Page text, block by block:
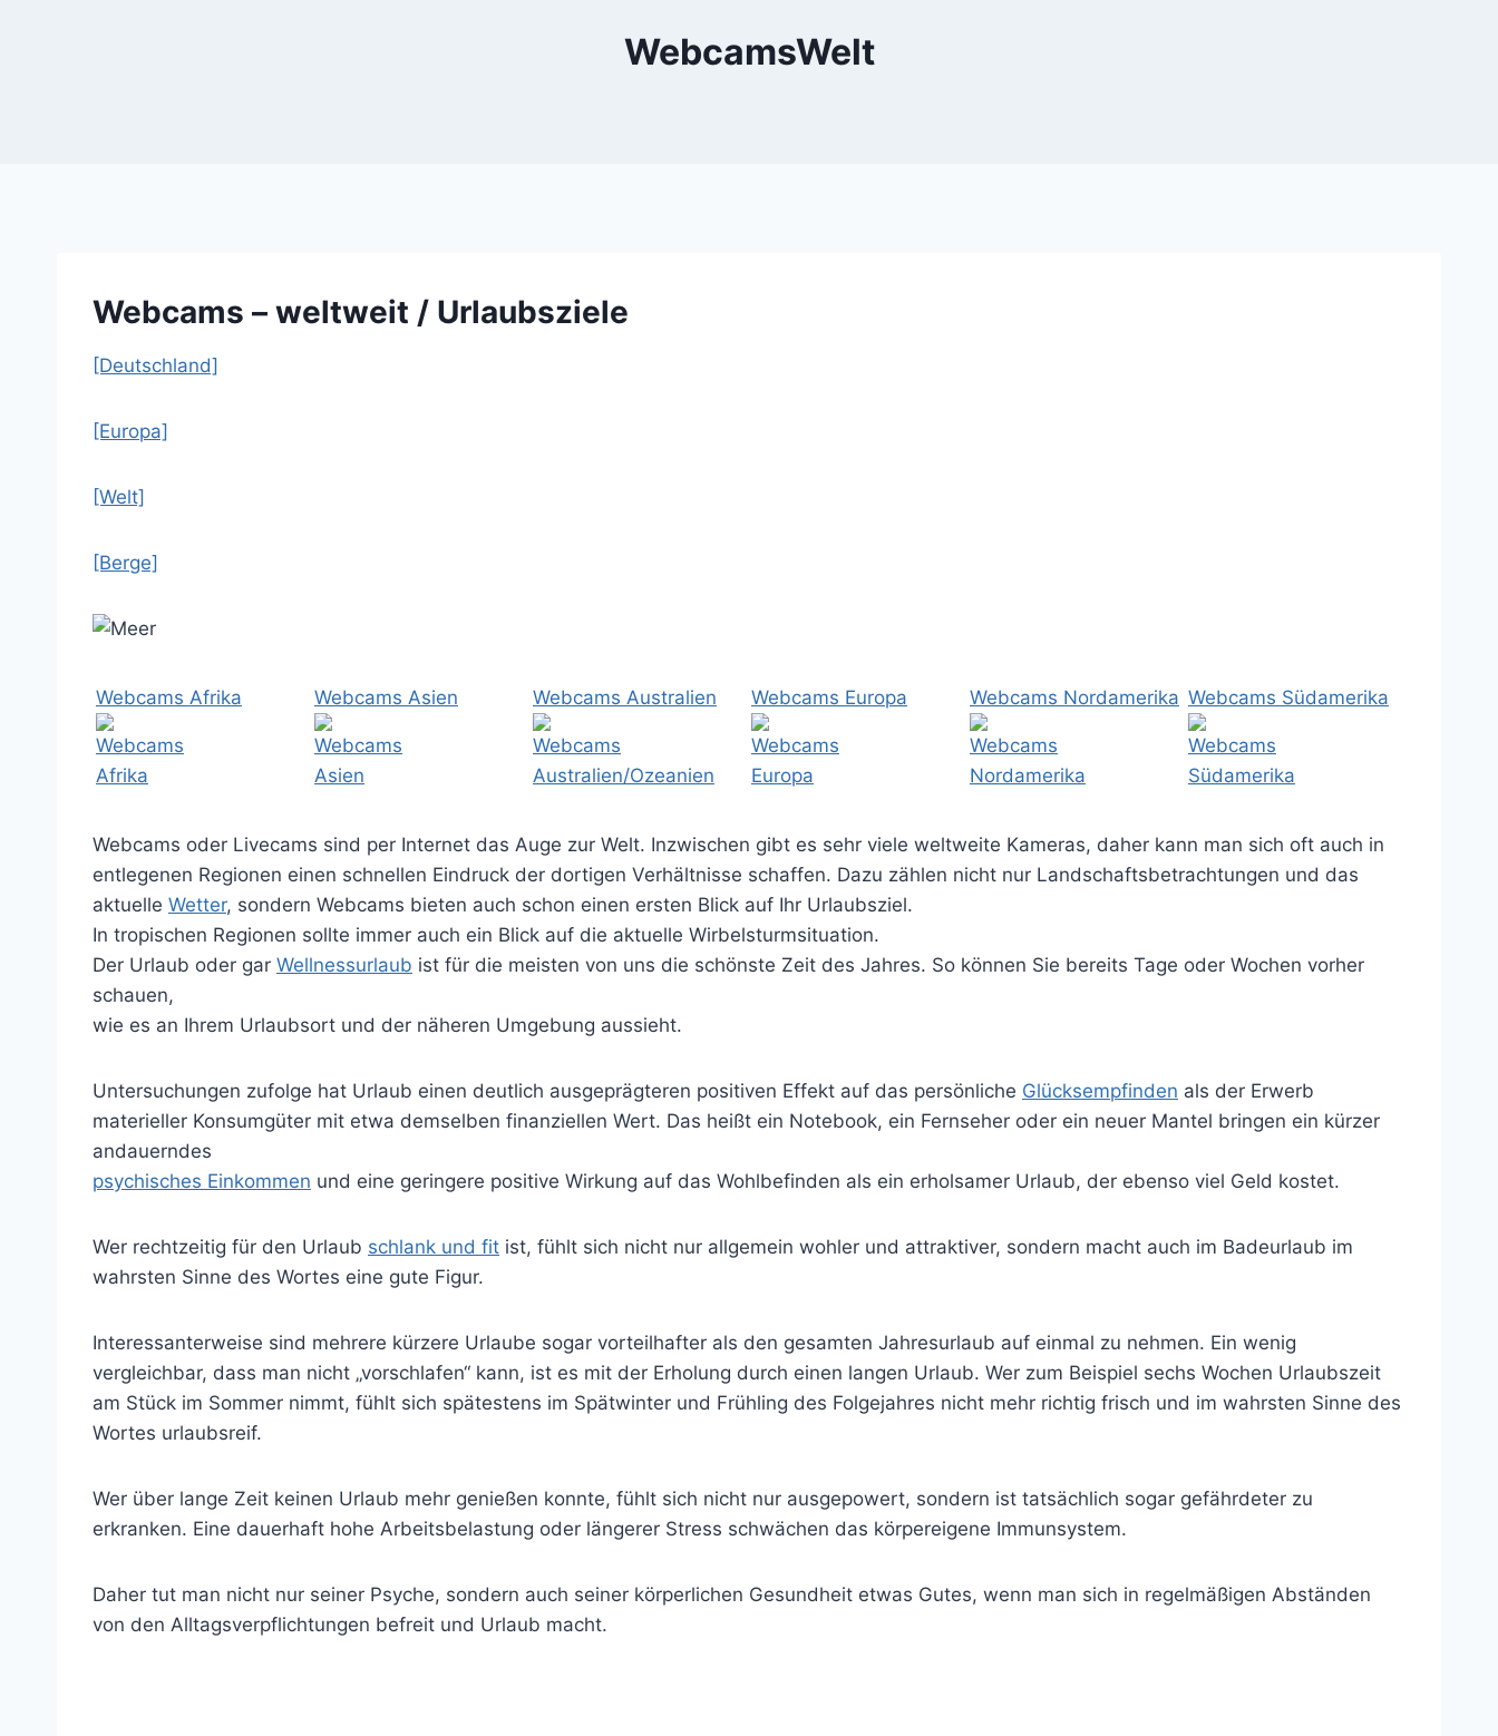
WebcamsWelt
Webcams – weltweit / Urlaubsziele
[Deutschland]
[Europa]
[Welt]
[Berge]
Webcams Afrika Webcams Asien Webcams Australien Webcams Europa Webcams Nordamerika Webcams Südamerika
Webcams oder Livecams sind per Internet das Auge zur Welt. Inzwischen gibt es sehr viele weltweite Kameras, daher kann man sich oft auch in
entlegenen Regionen einen schnellen Eindruck der dortigen Verhältnisse schaffen. Dazu zählen nicht nur Landschaftsbetrachtungen und das
aktuelle Wetter, sondern Webcams bieten auch schon einen ersten Blick auf Ihr Urlaubsziel.
In tropischen Regionen sollte immer auch ein Blick auf die aktuelle Wirbelsturmsituation.
Der Urlaub oder gar Wellnessurlaub ist für die meisten von uns die schönste Zeit des Jahres. So können Sie bereits Tage oder Wochen vorher
schauen,
wie es an Ihrem Urlaubsort und der näheren Umgebung aussieht.
Untersuchungen zufolge hat Urlaub einen deutlich ausgeprägteren positiven Effekt auf das persönliche Glücksempfinden als der Erwerb
materieller Konsumgüter mit etwa demselben finanziellen Wert. Das heißt ein Notebook, ein Fernseher oder ein neuer Mantel bringen ein kürzer
andauerndes
psychisches Einkommen und eine geringere positive Wirkung auf das Wohlbefinden als ein erholsamer Urlaub, der ebenso viel Geld kostet.
Wer rechtzeitig für den Urlaub schlank und fit ist, fühlt sich nicht nur allgemein wohler und attraktiver, sondern macht auch im Badeurlaub im
wahrsten Sinne des Wortes eine gute Figur.
Interessanterweise sind mehrere kürzere Urlaube sogar vorteilhafter als den gesamten Jahresurlaub auf einmal zu nehmen. Ein wenig
vergleichbar, dass man nicht „vorschlafen“ kann, ist es mit der Erholung durch einen langen Urlaub. Wer zum Beispiel sechs Wochen Urlaubszeit
am Stück im Sommer nimmt, fühlt sich spätestens im Spätwinter und Frühling des Folgejahres nicht mehr richtig frisch und im wahrsten Sinne des
Wortes urlaubsreif.
Wer über lange Zeit keinen Urlaub mehr genießen konnte, fühlt sich nicht nur ausgepowert, sondern ist tatsächlich sogar gefährdeter zu
erkranken. Eine dauerhaft hohe Arbeitsbelastung oder längerer Stress schwächen das körpereigene Immunsystem.
Daher tut man nicht nur seiner Psyche, sondern auch seiner körperlichen Gesundheit etwas Gutes, wenn man sich in regelmäßigen Abständen
von den Alltagsverpflichtungen befreit und Urlaub macht.